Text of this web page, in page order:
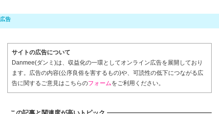
サイトの広告について
Danmee(ダンミ)は、収益化の一環としてオンライン広告を展開しており
ます。広告の内容(公序良俗を害するもの)や、可読性の低下につながる広
告に関するご意見はこちらのフォームをご利用ください。